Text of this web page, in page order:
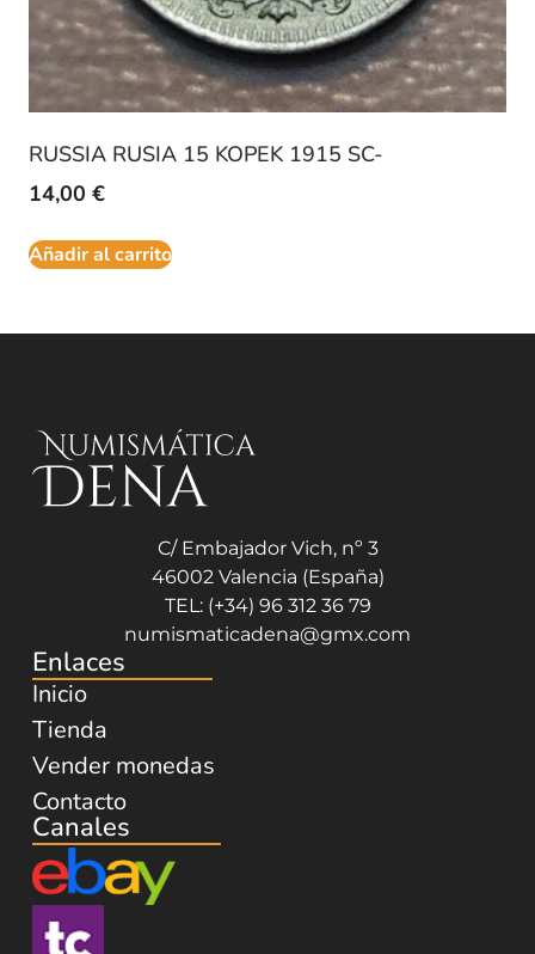
RUSSIA RUSIA 15 KOPEK 1915 SC-
14,00 €
Añadir al carrito
C/ Embajador Vich, nº 3
46002 Valencia (España)
TEL: (+34) 96 312 36 79
numismaticadena@gmx.com
Enlaces
Inicio
Tienda
Vender monedas
Contacto
Canales